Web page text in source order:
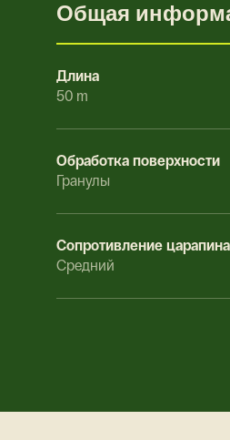
Общая
Длина
50 m
Обработка поверхности
Гранулы
Сопротивление
Средний